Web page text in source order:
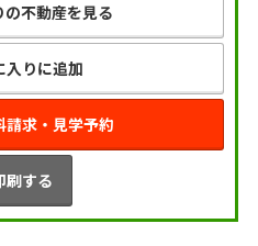
の不動産を見る
入りに追加
請求・見学予約
刷する